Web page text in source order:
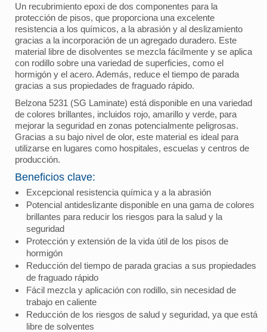
Un recubrimiento epoxi de dos componentes para la
protección de pisos, que proporciona una excelente
resistencia a los químicos, a la abrasión y al deslizamiento
gracias a la incorporación de un agregado duradero. Este
material libre de disolventes se mezcla fácilmente y se aplica
con rodillo sobre una variedad de superficies, como el
hormigón y el acero. Además, reduce el tiempo de parada
gracias a sus propiedades de fraguado rápido.
Belzona 5231 (SG Laminate) está disponible en una variedad
de colores brillantes, incluidos rojo, amarillo y verde, para
mejorar la seguridad en zonas potencialmente peligrosas.
Gracias a su bajo nivel de olor, este material es ideal para
utilizarse en lugares como hospitales, escuelas y centros de
producción.
Beneficios clave:
Excepcional resistencia química y a la abrasión
Potencial antideslizante disponible en una gama de colores
brillantes para reducir los riesgos para la salud y la
seguridad
Protección y extensión de la vida útil de los pisos de
hormigón
Reducción del tiempo de parada gracias a sus propiedades
de fraguado rápido
Fácil mezcla y aplicación con rodillo, sin necesidad de
trabajo en caliente
Reducción de los riesgos de salud y seguridad, ya que está
libre de solventes